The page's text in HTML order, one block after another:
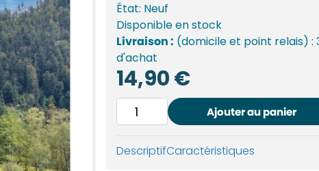
État: Neuf
Disponibleen stock
Livraison : (domicile et point relais)
d'achat
14,90€
quantité
de
Sites
remarquables
Ajouter au panier
DescriptifCaractéristiques